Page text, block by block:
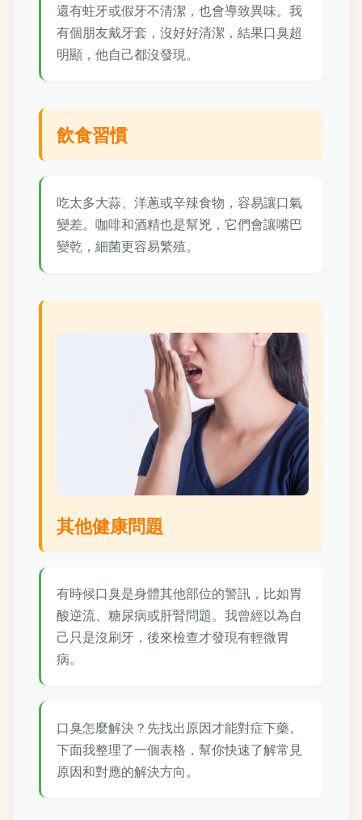
還有蛀牙或假牙不清潔，也會導致異味。我
有個朋友戴牙套，沒好好清潔，結果口臭超
明顯，他自己都沒發現。
飲食習慣
吃太多大蒜、洋蔥或辛辣食物，容易讓口氣
變差。咖啡和酒精也是幫兇，它們會讓嘴巴
變乾，細菌更容易繁殖。
其他健康問題
有時候口臭是身體其他部位的警訊，比如胃
酸逆流、糖尿病或肝腎問題。我曾經以為自
己只是沒刷牙，後來檢查才發現有輕微胃
病。
口臭怎麼解決？先找出原因才能對症下藥。
下面我整理了一個表格，幫你快速了解常見
原因和對應的解決方向。